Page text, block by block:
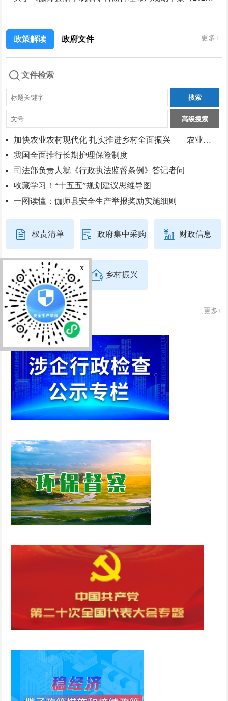
政策解读 政府文件 更多+
文件检索
加快农业农村现代化 扎实推进乡村全面振兴——农业农村部、国家发展改革委负责人就《加快农业农村...
我国全面推行长期护理保险制度
司法部负责人就《行政执法监督条例》答记者问
收藏学习！“十五五”规划建议思维导图
一图读懂：伽师县安全生产举报奖励实施细则
权责清单 政府集中采购 财政信息
人事信息 乡村振兴
更多+
专题专栏
x